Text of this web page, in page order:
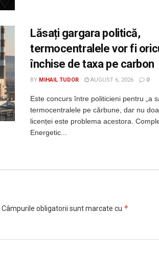
Lăsați gargara politică,
termocentralele vor fi
închise de taxa pe carbon
BY MIHAIL TUDOR AUGUST 6, 2026 0
Este concurs între politicieni pentru „a
termocentralele pe cărbune, dar nu
licenței este problema acestora.
Energetic...
Câmpurile obligatorii sunt marcate cu *